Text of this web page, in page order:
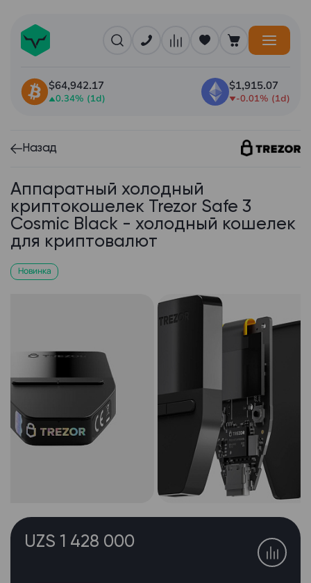
$64,942.17
0.34% (1d)
$1,915.07
-0.01% (1d)
Назад
Аппаратный холодный
криптокошелек Trezor Safe 3
Cosmic Black - холодный кошелек
для криптовалют
Новинка
UZS 1 428 000